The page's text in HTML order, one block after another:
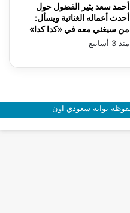
أحمد سعد يثير الفضول حول
أحدث أعماله الغنائية ويسأل:
من سيغني معه في «كدا كدا»
منذ 3 أسابيع